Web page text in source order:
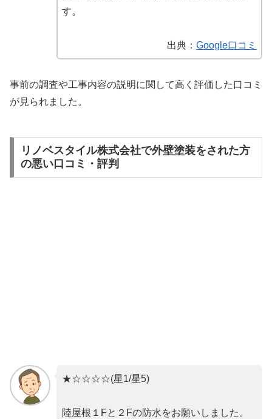
す。
出典： Google口コミ
事前の調査や工事内容の説明に関して高く評価した口コミ
が見られました。
リノベスタイル株式会社で外壁塗装をされた方
の悪い口コミ・評判
★☆☆☆☆(星1/星5)
陸屋根１Fと２Fの防水をお願いしました。